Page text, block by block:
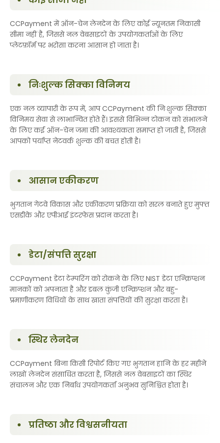
CCPayment में ऑन-चेन लेनदेन के लिए कोई न्यूनतम निकासी
सीमा नहीं है, जिससे नल वेबसाइटों के उपयोगकर्ताओं के लिए
प्लेटफ़ॉर्म पर भरोसा करना आसान हो जाता है।
निःशुल्क सिक्का विनिमय
एक नल व्यापारी के रूप में, आप CCPayment की निःशुल्क सिक्का
विनिमय सेवा से लाभान्वित होते हैं। इससे विभिन्न टोकन को संभालने
के लिए कई ऑन-चेन जमा की आवश्यकता समाप्त हो जाती है, जिससे
आपको पर्याप्त नेटवर्क शुल्क की बचत होती है।
आसान एकीकरण
भुगतान गेटवे विकास और एकीकरण प्रक्रिया को सरल बनाते हुए मुफ्त
एसडीके और एपीआई इंटरफेस प्रदान करता है।
डेटा/संपत्ति सुरक्षा
CCPayment डेटा टेम्परिंग को रोकने के लिए NIST डेटा एन्क्रिप्शन
मानकों को अपनाता है और डबल कुंजी एन्क्रिप्शन और बहु-
प्रमाणीकरण विधियों के साथ खाता संपत्तियों की सुरक्षा करता है।
स्थिर लेनदेन
CCPayment बिना किसी रिपोर्ट किए गए भुगतान हानि के हर महीने
लाखों लेनदेन संसाधित करता है, जिससे नल वेबसाइटों का स्थिर
संचालन और एक निर्बाध उपयोगकर्ता अनुभव सुनिश्चित होता है।
प्रतिष्ठा और विश्वसनीयता